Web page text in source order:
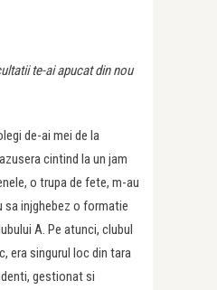
te-ai apucat din nou
de-ai mei de la
cintind la un jam
o trupa de fete, m-au
sa injghebez o formatie
A. Pe atunci, clubul
era singurul loc din tara
gestionat si